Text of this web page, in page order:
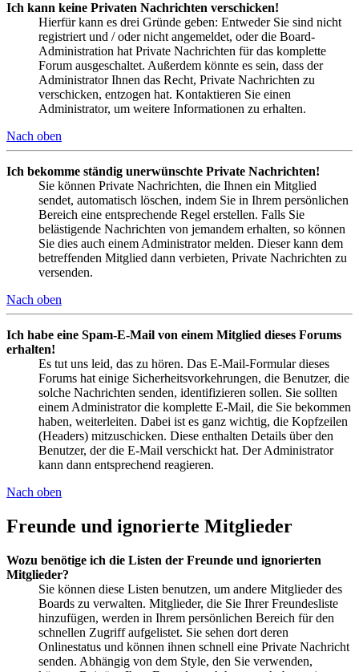
Ich kann keine Privaten Nachrichten verschicken!
Hierfür kann es drei Gründe geben: Entweder Sie sind nicht
registriert und / oder nicht angemeldet, oder die Board-
Administration hat Private Nachrichten für das komplette
Forum ausgeschaltet. Außerdem könnte es sein, dass der
Administrator Ihnen das Recht, Private Nachrichten zu
verschicken, entzogen hat. Kontaktieren Sie einen
Administrator, um weitere Informationen zu erhalten.
Nach oben
Ich bekomme ständig unerwünschte Private Nachrichten!
Sie können Private Nachrichten, die Ihnen ein Mitglied
sendet, automatisch löschen, indem Sie in Ihrem persönlichen
Bereich eine entsprechende Regel erstellen. Falls Sie
belästigende Nachrichten von jemandem erhalten, so können
Sie dies auch einem Administrator melden. Dieser kann dem
betreffenden Mitglied dann verbieten, Private Nachrichten zu
versenden.
Nach oben
Ich habe eine Spam-E-Mail von einem Mitglied dieses Forums
erhalten!
Es tut uns leid, das zu hören. Das E-Mail-Formular dieses
Forums hat einige Sicherheitsvorkehrungen, die Benutzer, die
solche Nachrichten senden, identifizieren sollen. Sie sollten
einem Administrator die komplette E-Mail, die Sie bekommen
haben, weiterleiten. Dabei ist es ganz wichtig, die Kopfzeilen
(Headers) mitzuschicken. Diese enthalten Details über den
Benutzer, der die E-Mail verschickt hat. Der Administrator
kann dann entsprechend reagieren.
Nach oben
Freunde und ignorierte Mitglieder
Wozu benötige ich die Listen der Freunde und ignorierten
Mitglieder?
Sie können diese Listen benutzen, um andere Mitglieder des
Boards zu verwalten. Mitglieder, die Sie Ihrer Freundesliste
hinzufügen, werden in Ihrem persönlichen Bereich für den
schnellen Zugriff aufgelistet. Sie sehen dort deren
Onlinestatus und können ihnen schnell eine Private Nachricht
senden. Abhängig von dem Style, den Sie verwenden,